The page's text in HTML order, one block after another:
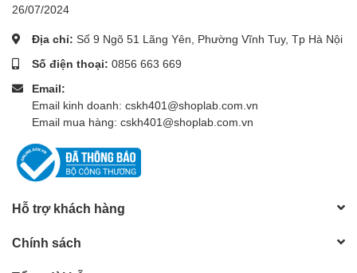
26/07/2024
Địa chỉ: Số 9 Ngõ 51 Lãng Yên, Phường Vĩnh Tuy, Tp Hà Nội
Số điện thoại: 0856 663 669
Email:
Email kinh doanh: cskh401@shoplab.com.vn
Email mua hàng: cskh401@shoplab.com.vn
Hỗ trợ khách hàng
Chính sách